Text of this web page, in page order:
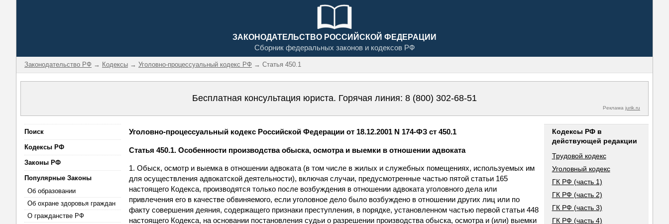
ЗАКОНОДАТЕЛЬСТВО РОССИЙСКОЙ ФЕДЕРАЦИИ
Сборник федеральных законов и кодексов РФ
Законодательство РФ → Кодексы → Уголовно-процессуальный кодекс РФ → Статья 450.1
Бесплатная консультация юриста. Горячая линия: 8 (800) 302-68-51
Реклама jurik.ru
Поиск
Кодексы РФ
Законы РФ
Популярные Законы
Об образовании
Об охране здоровья граждан
О гражданстве РФ
Уголовно-процессуальный кодекс Российской Федерации от 18.12.2001 N 174-ФЗ ст 450.1
Статья 450.1. Особенности производства обыска, осмотра и выемки в отношении адвоката
1. Обыск, осмотр и выемка в отношении адвоката (в том числе в жилых и служебных помещениях, используемых им
для осуществления адвокатской деятельности), включая случаи, предусмотренные частью пятой статьи 165
настоящего Кодекса, производятся только после возбуждения в отношении адвоката уголовного дела или
привлечения его в качестве обвиняемого, если уголовное дело было возбуждено в отношении других лиц или по
факту совершения деяния, содержащего признаки преступления, в порядке, установленном частью первой статьи 448
настоящего Кодекса, на основании постановления судьи о разрешении производства обыска, осмотра и (или) выемки
Кодексы РФ в
действующей редакции
Трудовой кодекс
Уголовный кодекс
ГК РФ (часть 1)
ГК РФ (часть 2)
ГК РФ (часть 3)
ГК РФ (часть 4)